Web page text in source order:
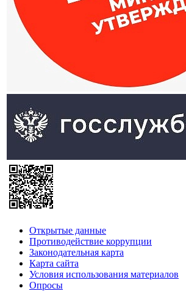
Открытые данные
Противодействие коррупции
Законодательная карта
Карта сайта
Условия использования материалов
Опросы